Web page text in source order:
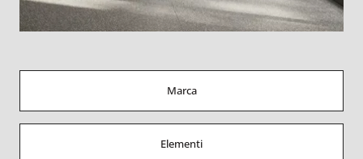
Marca
Elementi